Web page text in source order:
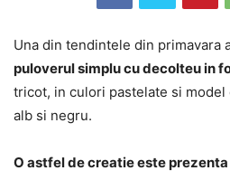
Una din tendintele din primavara
puloverul simplu cu decolteu in
tricot, in culori pastelate si
alb si negru.
O astfel de creatie este